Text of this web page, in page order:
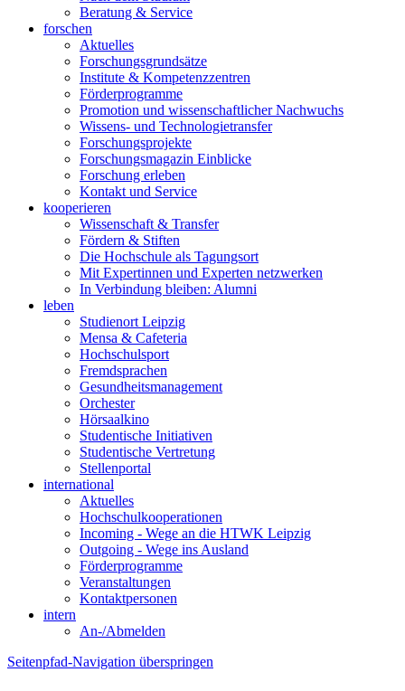
Beratung & Service
forschen
Aktuelles
Forschungsgrundsätze
Institute & Kompetenzzentren
Förderprogramme
Promotion und wissenschaftlicher Nachwuchs
Wissens- und Technologietransfer
Forschungsprojekte
Forschungsmagazin Einblicke
Forschung erleben
Kontakt und Service
kooperieren
Wissenschaft & Transfer
Fördern & Stiften
Die Hochschule als Tagungsort
Mit Expertinnen und Experten netzwerken
In Verbindung bleiben: Alumni
leben
Studienort Leipzig
Mensa & Cafeteria
Hochschulsport
Fremdsprachen
Gesundheitsmanagement
Orchester
Hörsaalkino
Studentische Initiativen
Studentische Vertretung
Stellenportal
international
Aktuelles
Hochschulkooperationen
Incoming - Wege an die HTWK Leipzig
Outgoing - Wege ins Ausland
Förderprogramme
Veranstaltungen
Kontaktpersonen
intern
An-/Abmelden
Seitenpfad-Navigation überspringen